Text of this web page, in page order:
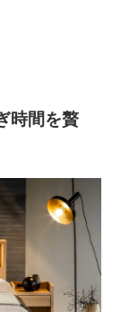
時間を贅